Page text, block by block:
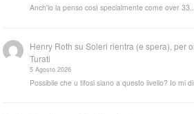
Anch'io la penso così specialmente come over
Henry Roth suSoleri rientra (e spera), per
Turati
5 Agosto 2026
Possibile che u tifosi siano a questo livello? Io mi